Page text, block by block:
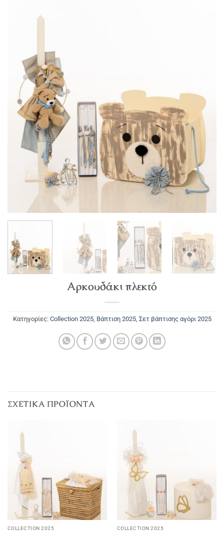
Αρκουδάκι πλεκτό
Κατηγορίες: Collection 2025, Βάπτιση 2025, Σετ βάπτισης αγόρι 2025
ΣΧΕΤΙΚΆ ΠΡΟΪΌΝΤΑ
COLLECTION 2025 COLLECTION 2025